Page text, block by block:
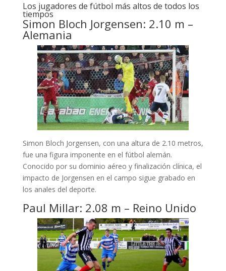
Los jugadores de fútbol más altos de todos los
tiempos
Simon Bloch Jorgensen: 2.10 m –
Alemania
Simon Bloch Jorgensen, con una altura de 2.10 metros,
fue una figura imponente en el fútbol alemán.
Conocido por su dominio aéreo y finalización clínica, el
impacto de Jorgensen en el campo sigue grabado en
los anales del deporte.
Paul Millar: 2.08 m – Reino Unido